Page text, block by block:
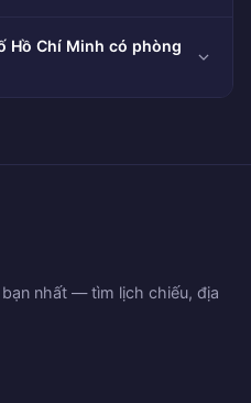
Hồ Chí Minh có phòng
nhất — tìm lịch chiếu, địa